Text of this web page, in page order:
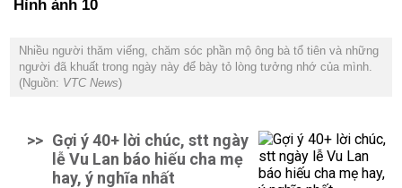
Hình ảnh 10
Nhiều người thăm viếng, chăm sóc phần mộ ông bà tổ tiên và những
người đã khuất trong ngày này để bày tỏ lòng tưởng nhớ của mình.
(Nguồn: VTC News)
>> Gợi ý 40+ lời chúc, stt ngày
lễ Vu Lan báo hiếu cha mẹ
hay, ý nghĩa nhất